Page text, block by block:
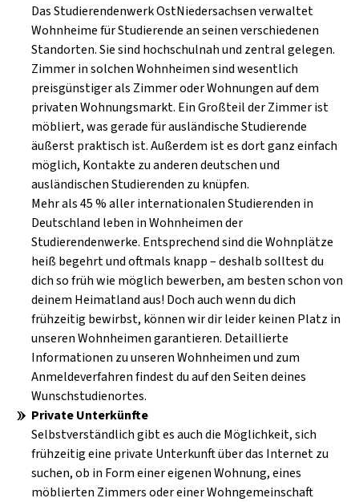
Das Studierendenwerk OstNiedersachsen verwaltet
Wohnheime für Studierende an seinen verschiedenen
Standorten. Sie sind hochschulnah und zentral gelegen.
Zimmer in solchen Wohnheimen sind wesentlich
preisgünstiger als Zimmer oder Wohnungen auf dem
privaten Wohnungsmarkt. Ein Großteil der Zimmer ist
möbliert, was gerade für ausländische Studierende
äußerst praktisch ist. Außerdem ist es dort ganz einfach
möglich, Kontakte zu anderen deutschen und
ausländischen Studierenden zu knüpfen.
Mehr als 45 % aller internationalen Studierenden in
Deutschland leben in Wohnheimen der
Studierendenwerke. Entsprechend sind die Wohnplätze
heiß begehrt und oftmals knapp – deshalb solltest du
dich so früh wie möglich bewerben, am besten schon von
deinem Heimatland aus! Doch auch wenn du dich
frühzeitig bewirbst, können wir dir leider keinen Platz in
unseren Wohnheimen garantieren. Detaillierte
Informationen zu unseren Wohnheimen und zum
Anmeldeverfahren findest du auf den Seiten deines
Wunschstudienortes.
Private Unterkünfte
Selbstverständlich gibt es auch die Möglichkeit, sich
frühzeitig eine private Unterkunft über das Internet zu
suchen, ob in Form einer eigenen Wohnung, eines
möblierten Zimmers oder einer Wohngemeinschaft